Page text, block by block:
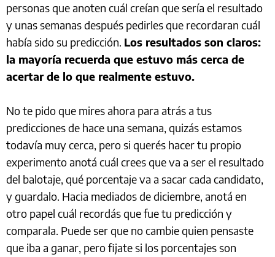
personas que anoten cuál creían que sería el resultado
y unas semanas después pedirles que recordaran cuál
había sido su predicción. Los resultados son claros:
la mayoría recuerda que estuvo más cerca de
acertar de lo que realmente estuvo.
No te pido que mires ahora para atrás a tus
predicciones de hace una semana, quizás estamos
todavía muy cerca, pero si querés hacer tu propio
experimento anotá cuál crees que va a ser el resultado
del balotaje, qué porcentaje va a sacar cada candidato,
y guardalo. Hacia mediados de diciembre, anotá en
otro papel cuál recordás que fue tu predicción y
comparala. Puede ser que no cambie quien pensaste
que iba a ganar, pero fijate si los porcentajes son